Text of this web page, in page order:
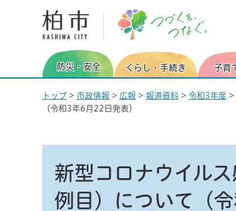
柏市 つづくを、つなぐ。
防災・安全 くらし・手続き 子育
トップ > 市政情報 > 広報 > 報道資料 > 令和3年度 >
（令和3年6月22日発表）
新型コロナウイル
例目）について（